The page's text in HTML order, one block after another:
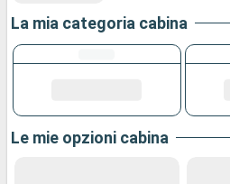
La mia categoria cabina
Le mie opzioni cabina